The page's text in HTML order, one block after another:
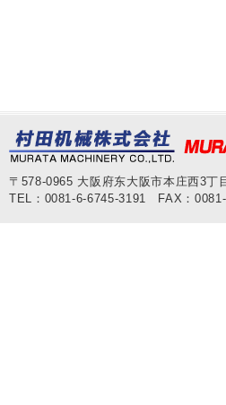
〒578-0965 大阪府东大阪市本庄西3丁
TEL：0081-6-6745-3191 FAX：